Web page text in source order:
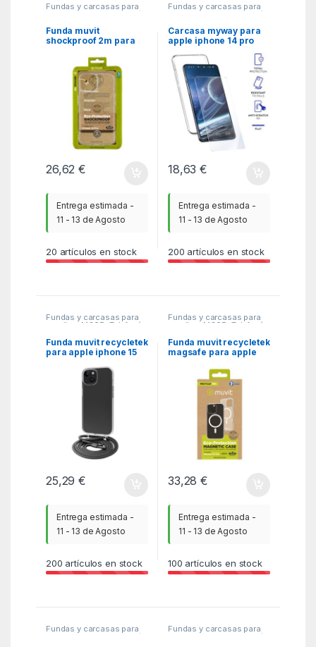
Fundas y carcasas para
, Telefonía
Funda muvit
shockproof 2m para
transparente
26,62€
Entrega estimada -
11 - 13 de Agosto
20 artículos en stock
Fundas y carcasas para
, Telefonía
Carcasa myway para
apple iphone 14 pro
protector pantalla
cristal templado
18,63€
Entrega estimada -
11 - 13 de Agosto
200 artículos en stock
Fundas y carcasas para
moviles MGSR Telefonía
Funda muvit recycletek
para apple iphone 15
colgante negro
25,29€
Entrega estimada -
11 - 13 de Agosto
200 artículos en stock
Fundas y carcasas para
moviles MGSR Telefonía
Funda muvit recycletek
magsafe para apple
transparente
33,28€
Entrega estimada -
11 - 13 de Agosto
100 artículos en stock
Fundas y carcasas para
, Telefonía
Fundas y carcasas para
, Telefonía